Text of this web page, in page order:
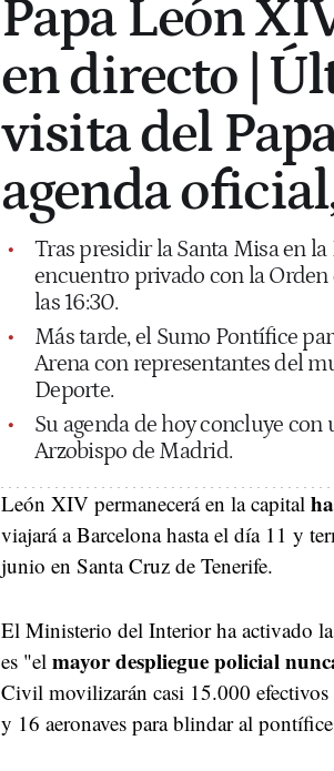
Papa León
en directo |
visita del
agenda
Tras presidir la Santa Misa en
encuentro privado con la
las 16:30.
Más tarde, el Sumo Pontífice
Arena con representantes del
Deporte.
Su agenda de hoy concluye
Arzobispo de Madrid.
León XIV permanecerá en la capital
viajará a Barcelona hasta el día 11 y
junio en Santa Cruz de Tenerife.
El Ministerio del Interior ha activado
es "el mayor despliegue policial
Civil movilizarán casi 15.000
y 16 aeronaves para blindar al